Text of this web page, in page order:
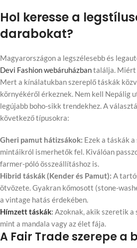
Hol keresse a
darabokat?
Magyarországon a legszélesebb és
Devi Fashion webáruházbantalálja. Miért
Mert a kínálatukban szereplő táskák
környékéről érkeznek. Nem kell Nepálig
legújabb boho-sikk trendekhez. A
következő típusokra:
Gheri pamut hátizsákok: Ezek a táskák
mintáikról ismerhetők fel. Kiválóan
farmer-póló összeállításhoz is.
Hibrid táskák (Kender és Pamut): A
ötvözete. Gyakran kőmosott (stone-
a vintage hatás érdekében.
Hímzett táskák: Azoknak, akik szeretik
mint a mandala vagy az élet fája.
A Fair Trade szerepe a